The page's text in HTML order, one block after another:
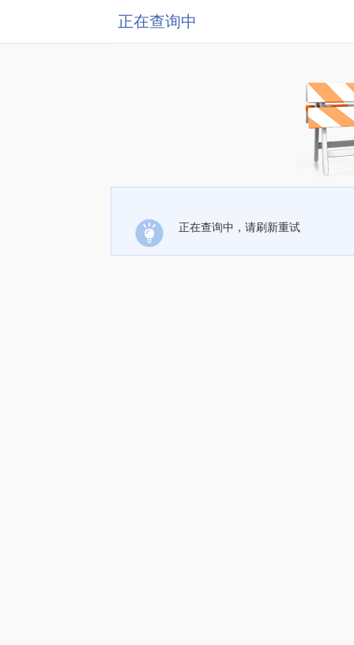
正在查询中
正在查询中，请刷新重试